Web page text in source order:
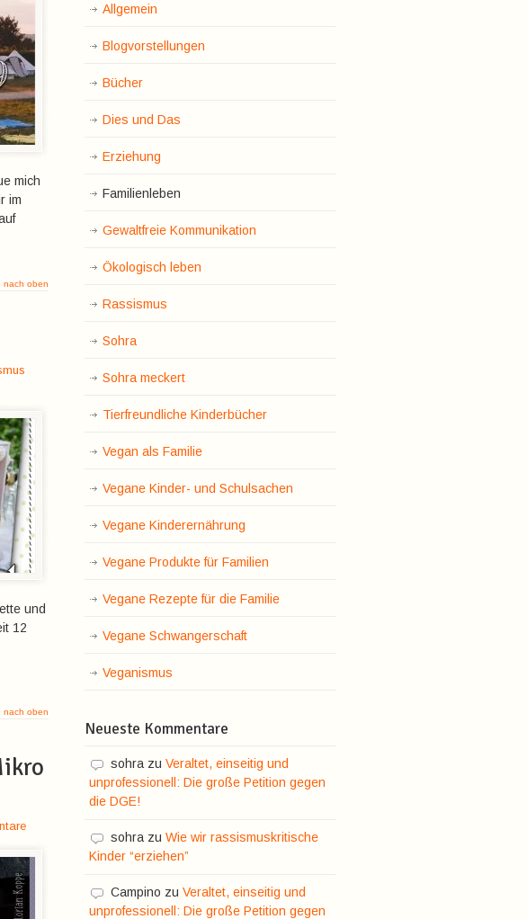
mich
im
nach oben
und
12
nach oben
Allgemein
Blogvorstellungen
Bücher
Dies und Das
Erziehung
Familienleben
Gewaltfreie Kommunikation
Ökologisch leben
Rassismus
Sohra
Sohra meckert
Tierfreundliche Kinderbücher
Vegan als Familie
Vegane Kinder- und Schulsachen
Vegane Kinderernährung
Vegane Produkte für Familien
Vegane Rezepte für die Familie
Vegane Schwangerschaft
Veganismus
Neueste Kommentare
sohra zu Veraltet, einseitig und
unprofessionell: Die große Petition gegen
die DGE!
sohra zu Wie wir rassismuskritische
Kinder “erziehen”
Campino zu Veraltet, einseitig und
unprofessionell: Die große Petition gegen